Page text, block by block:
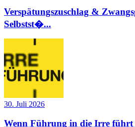
Verspätungszuschlag &
Selbstst�...
30. Juli 2026
Wenn Führung in die Irre führt